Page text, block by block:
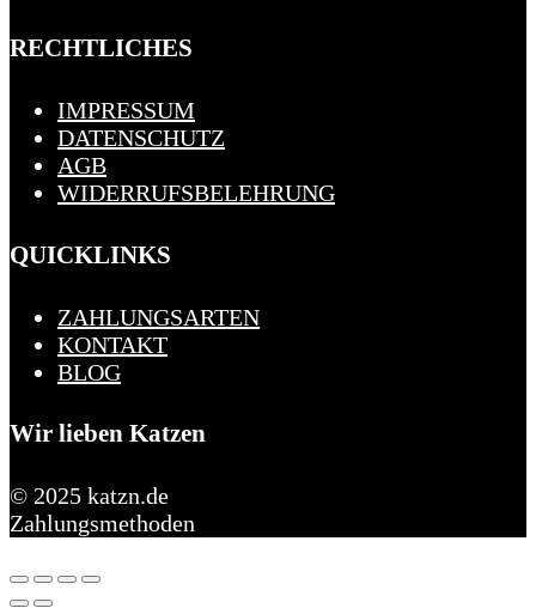
RECHTLICHES
IMPRESSUM
DATENSCHUTZ
AGB
WIDERRUFSBELEHRUNG
QUICKLINKS
ZAHLUNGSARTEN
KONTAKT
BLOG
Wir lieben Katzen
© 2025 katzn.de
Zahlungsmethoden